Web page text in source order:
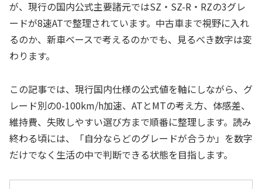
が、現行の国内公式主要諸元ではSZ・SZ-R・RZの3グレ
ードが8速ATで整理されています。中古車まで視野に入れ
るのか、新車ベースで考えるのかでも、見るべき数字は変
わります。
この記事では、現行国内仕様の公式値を軸にしながら、グ
レード別の0-100km/h加速、ATとMTの考え方、体感差、
維持費、失敗しやすい選び方まで順番に整理します。読み
終わる頃には、「自分ならどのグレードが合うか」を数字
だけでなく生活の中で判断できる状態を目指します。